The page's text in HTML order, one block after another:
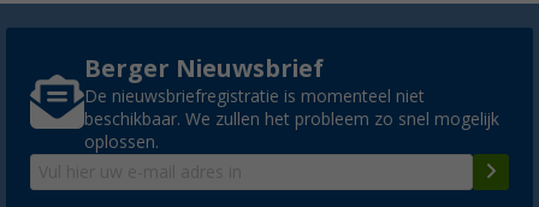
Berger Nieuwsbrief
De nieuwsbriefregistratie is momenteel niet
beschikbaar. We zullen het probleem zo snel mogelijk
oplossen.